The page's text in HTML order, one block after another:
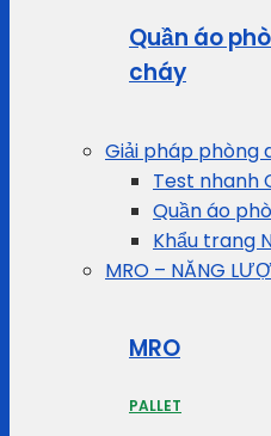
Quần áo
cháy
Giải pháp phòng
Test nhanh
Quần áo
Khẩu trang
MRO – NĂNG
MRO
PALLET